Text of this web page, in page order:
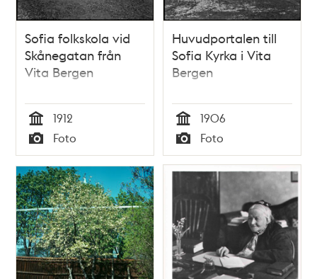
Sofia folkskola vid
Skånegatan från
Vita Bergen
Tid
1912
Typ
Foto
Huvudportalen till
Sofia Kyrka i Vita
Bergen
Tid
1906
Typ
Foto